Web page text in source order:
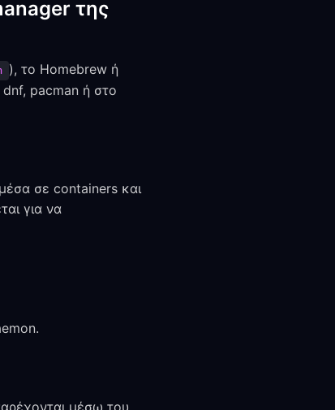
της
), το Homebrew ή
pacman ή στο
μέσα σε containers και
για να
μέσω του